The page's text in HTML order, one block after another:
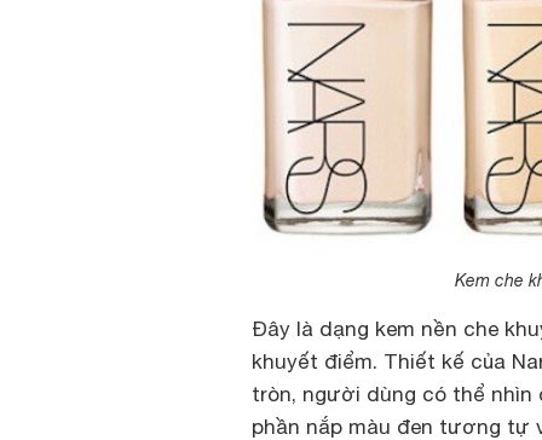
Kem che
Đây là dạng kem nền che
khuyết điểm. Thiết kế của
tròn, người dùng có thể
phần nắp màu đen tương tự